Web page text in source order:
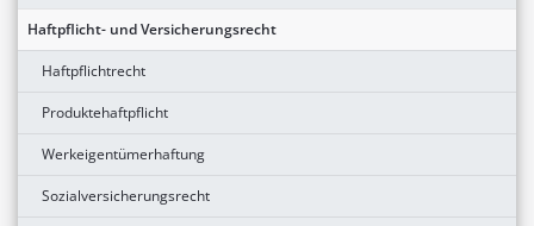
Haftpflicht- und Versicherungsrecht
Haftpflichtrecht
Produktehaftpflicht
Werkeigentümerhaftung
Sozialversicherungsrecht